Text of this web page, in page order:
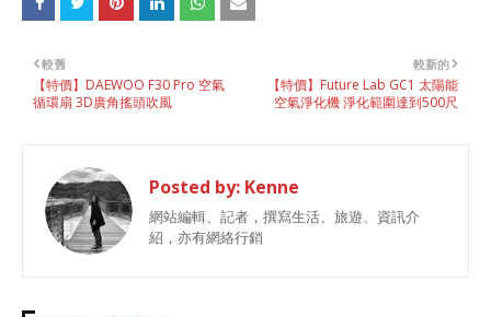
較新的
【特價】Future Lab GC1 太陽能
空氣淨化機 淨化範圍達到500尺
較舊
【特價】DAEWOO F30 Pro 空氣
循環扇 3D廣角搖頭吹風
Posted by: Kenne
網站編輯、記者，撰寫生活、旅遊、資訊介
紹，亦有網絡行銷